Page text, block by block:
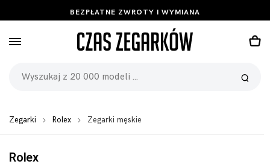
BEZPŁATNE ZWROTY I WYMIANA
Zegarki Rolex Zegarki męskie
Rolex